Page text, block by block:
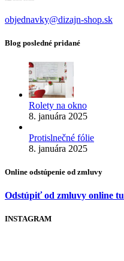
objednavky@dizajn-shop.sk
Blog posledné pridané
Rolety na okno
8. januára 2025
Protislnečné fólie
8. januára 2025
Online odstúpenie od zmluvy
Odstúpiť od zmluvy online tu
INSTAGRAM